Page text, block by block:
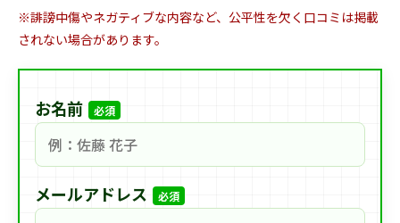
※誹謗中傷やネガティブな内容など、公平性を欠く口コミは掲載
されない場合があります。
お名前 必須
メールアドレス 必須